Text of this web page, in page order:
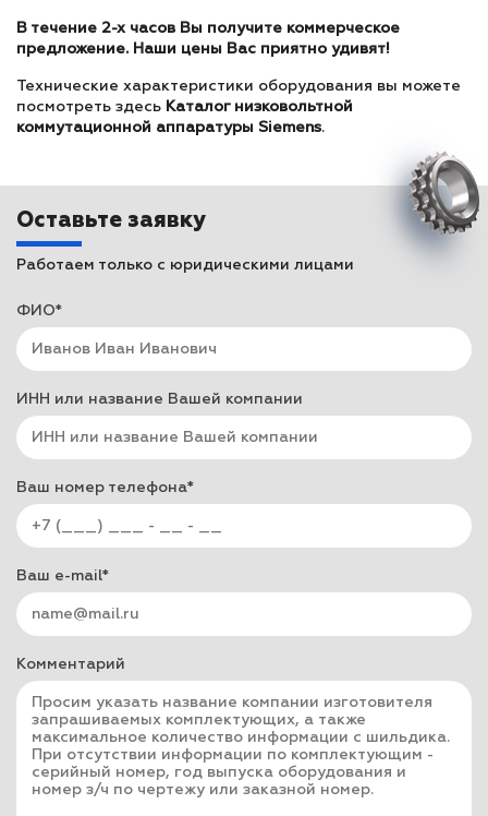
В течение 2-х часов Вы получите коммерческое
предложение. Наши цены Вас приятно удивят!
Технические характеристики оборудования вы можете
посмотреть здесь Каталог низковольтной
коммутационной аппаратуры Siemens.
Оставьте заявку
Работаем только с юридическими лицами
ФИО*
ИНН или название Вашей компании
Ваш номер телефона*
Ваш e-mail*
Комментарий